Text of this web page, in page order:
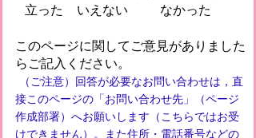
立った
いえない
なかった
このページに関してご意見がありました
らご記入ください。
（ご注意）回答が必要なお問い合わせは，直
接このページの「お問い合わせ先」（ページ
作成部署）へお願いします（こちらではお受
けできません）。また住所・電話番号などの